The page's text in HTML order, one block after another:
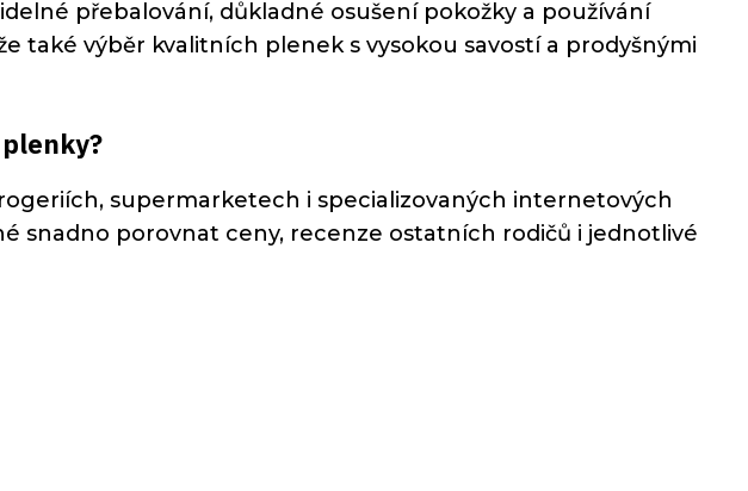
přebalování, důkladné osušení pokožky a používání
také výběr kvalitních plenek s vysokou savostí a prodyšnými
supermarketech i specializovaných internetových
snadno porovnat ceny, recenze ostatních rodičů i jednotlivé